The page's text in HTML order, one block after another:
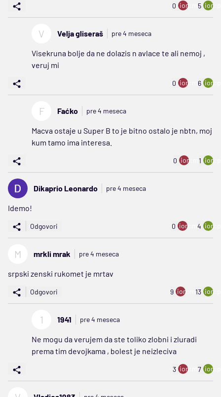
0 ion:minus
5
V Velja gliseraš pre 4 meseca
Visekruna bolje da ne dolazis n avlace te ali nemoj ,
veruj mi
0 ion:minus
6
F Faćko pre 4 meseca
Macva ostaje u Super B to je bitno ostalo je nbtn, moj
kum tamo ima interesa.
0 ion:minus
1
Dikaprio Leonardo pre 4 meseca
Idemo!
Odgovori 0 ion:minus
4
M mrkli mrak pre 4 meseca
srpski zenski rukomet je mrtav
Odgovori 9 ion:minus
13
1 1941 pre 4 meseca
Ne mogu da verujem da ste toliko zlobni i zluradi
prema tim devojkama , bolest je neizleciva
3 ion:minus
7